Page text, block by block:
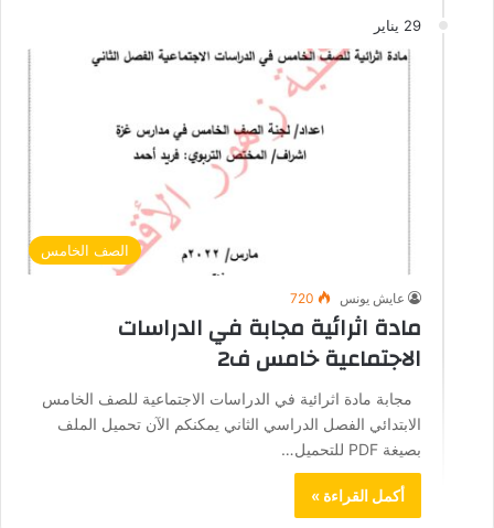
29 يناير
الصف الخامس
عايش يونس 720
مادة اثرائية مجابة في الدراسات
الاجتماعية خامس ف2
مجابة مادة اثرائية في الدراسات الاجتماعية للصف الخامس
الابتدائي الفصل الدراسي الثاني يمكنكم الآن تحميل الملف
بصيغة PDF للتحميل…
أكمل القراءة »